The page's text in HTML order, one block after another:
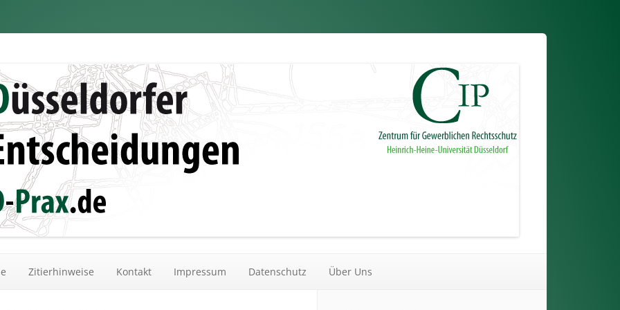
Zitierhinweise Kontakt Impressum Datenschutz Über Uns